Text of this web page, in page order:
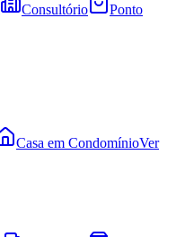
Consultório
Ponto
Casa em CondomínioVer